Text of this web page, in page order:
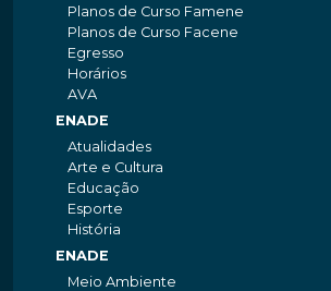
Planos de Curso Famene
Planos de Curso Facene
Egresso
Horários
AVA
ENADE
Atualidades
Arte e Cultura
Educação
Esporte
História
ENADE
Meio Ambiente